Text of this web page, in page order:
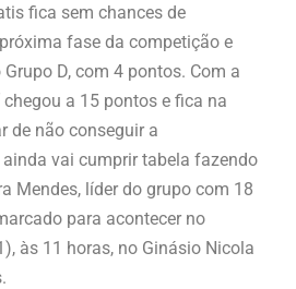
fica sem chances de
fase da competição e
D, com 4 pontos. Com a
a 15 pontos e fica na
de não conseguir a
vai cumprir tabela fazendo
Mendes, líder do grupo com 18
para acontecer no
às 11 horas, no Ginásio Nicola